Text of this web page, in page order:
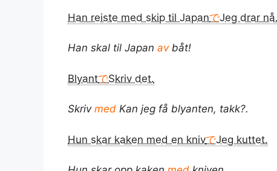
Han reiste med skip til JapanでJeg drar nå.
Han skal til Japan avbåt!
BlyantでSkriv det.
Skriv med Kan jeg få blyanten, takk?.
Hun skar kaken med en knivでJeg kuttet.